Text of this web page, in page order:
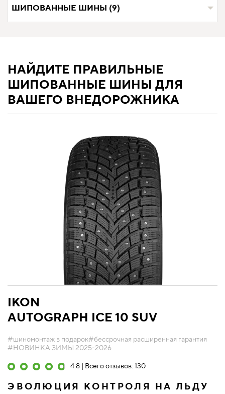
ШИПОВАННЫЕ ШИНЫ (9)
НАЙДИТЕ ПРАВИЛЬНЫЕ
ШИПОВАННЫЕ ШИНЫ ДЛЯ
ВАШЕГО ВНЕДОРОЖНИКА
IKON
AUTOGRAPH ICE 10 SUV
#шиномонтаж в подарок#бессрочная расширенная гарантия
#НОВИНКА ЗИМЫ 2025-2026
4.8 | Всего отзывов: 130
ЭВОЛЮЦИЯ КОНТРОЛЯ НА ЛЬДУ